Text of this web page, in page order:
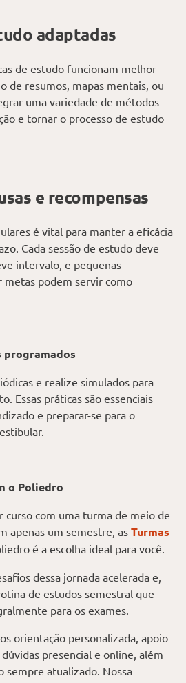
adaptadas
de estudo funcionam melhor
de resumos, mapas mentais, ou
uma variedade de métodos
e tornar o processo de estudo
e recompensas
é vital para manter a eficácia
Cada sessão de estudo deve
intervalo, e pequenas
metas podem servir como
programados
e realize simulados para
Essas práticas são essenciais
e preparar-se para o
o Poliedro
curso com uma turma de meio de
apenas um semestre, as Turmas
é a escolha ideal para você.
dessa jornada acelerada e,
de estudos semestral que
para os exames.
orientação personalizada, apoio
presencial e online, além
sempre atualizado. Nossa